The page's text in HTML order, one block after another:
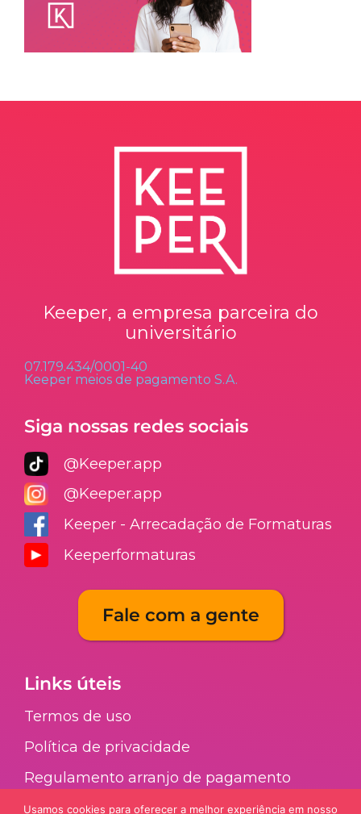
Keeper, a empresa parceira do
universitário
07.179.434/0001-40
Keeper meios de pagamento S.A.
Siga nossas redes sociais
@Keeper.app
@Keeper.app
Keeper - Arrecadação de Formaturas
Keeperformaturas
Fale com a gente
Links úteis
Termos de uso
Política de privacidade
Regulamento arranjo de pagamento​
FAQ​
Usamos cookies para oferecer a melhor experiência em nosso